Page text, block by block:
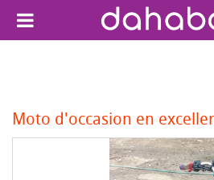
Moto d'occasion en